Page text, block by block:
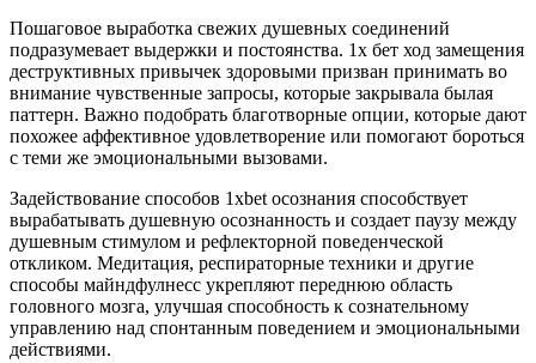
Пошаговое выработка свежих душевных соединений
подразумевает выдержки и постоянства. 1х бет ход замещения
деструктивных привычек здоровыми призван принимать во
внимание чувственные запросы, которые закрывала былая
паттерн. Важно подобрать благотворные опции, которые дают
похожее аффективное удовлетворение или помогают бороться
с теми же эмоциональными вызовами.
Задействование способов 1xbet осознания способствует
вырабатывать душевную осознанность и создает паузу между
душевным стимулом и рефлекторной поведенческой
откликом. Медитация, респираторные техники и другие
способы майндфулнесс укрепляют переднюю область
головного мозга, улучшая способность к сознательному
управлению над спонтанным поведением и эмоциональными
действиями.